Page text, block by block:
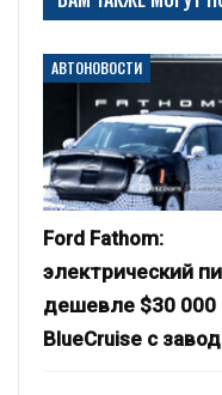
АВТОНОВОСТИ
Ford Fathom:
электрический
дешевле $30 000
BlueCruise с